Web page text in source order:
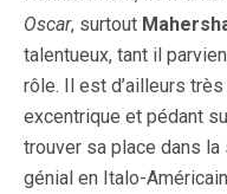
Oscar, surtout
talentueux, tant il
rôle. Il est d’ailleurs
excentrique et pédant
trouver sa place dans la
génial en Italo-